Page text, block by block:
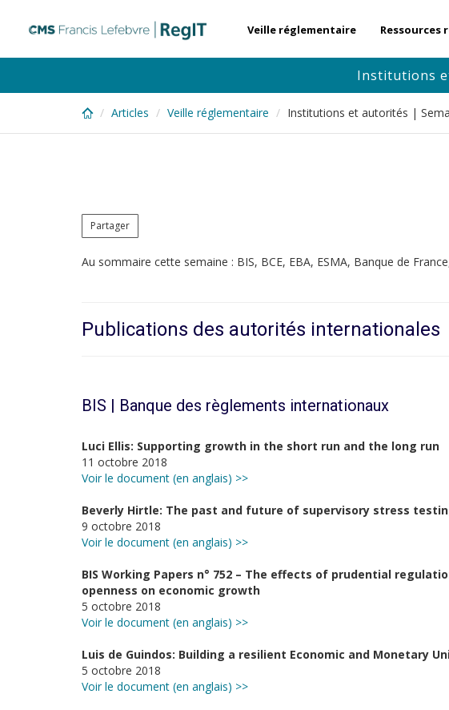
content
Veille réglementaire Ressources
Institutions
Articles Veille réglementaire Institutions et autorités |
Partager
Au sommaire cette semaine : BIS, BCE, EBA, ESMA, Banque de
Publications des autorités internationales
BIS | Banque des règlements internationaux
Luci Ellis: Supporting growth in the short run and the long run
11 octobre 2018
Voir le document (en anglais) >>
Beverly Hirtle: The past and future of supervisory stress
9 octobre 2018
Voir le document (en anglais) >>
BIS Working Papers n° 752 – The effects of prudential
openness on economic growth
5 octobre 2018
Voir le document (en anglais) >>
Luis de Guindos: Building a resilient Economic and Monetary
5 octobre 2018
Voir le document (en anglais) >>